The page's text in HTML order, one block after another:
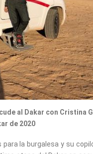
al Dakar con Cristina
de 2020
la burgalesa y su